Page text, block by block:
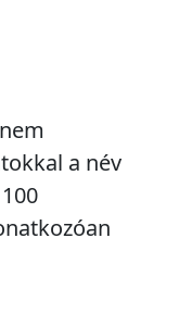
a név